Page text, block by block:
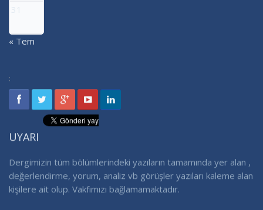
31
« Tem
:
UYARI
Dergimizin tüm bölümlerindeki yazıların tamamında yer alan ,
değerlendirme, yorum, analiz vb görüşler yazıları kaleme alan
kişilere ait olup. Vakfımızı bağlamamaktadır.